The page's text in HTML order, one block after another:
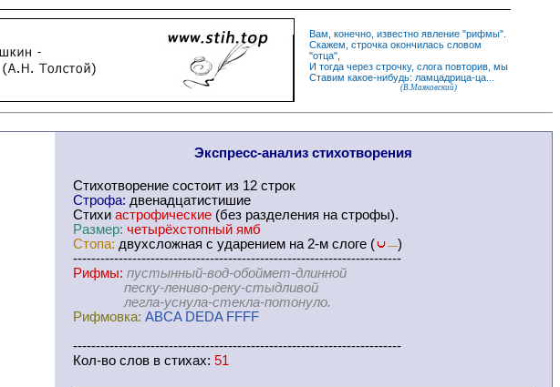
Вам, конечно, известно явление "рифмы".
Скажем, строчка окончилась словом
"отца",
И тогда через строчку, слога повторив, мы
Ставим какое-нибудь: ламцадрица-ца...
(В.Маяковский)
Экспресс-анализ стихотворения
Cтихотворение состоит из 12 строк
Строфа: двенадцатистишие
Стихи астрофические (без разделения на строфы).
Размер: четырёхстопный ямб
Стопа: двухсложная с ударением на 2-м слоге ( —)
------------------------------------------------------------------------
Рифмы: пустынный-вод-обоймет-длинной
песку-лениво-реку-стыдливой
легла-уснула-стекла-потонуло.
Рифмовка: ABCA DEDA FFFF
------------------------------------------------------------------------
Кол-во слов в стихах: 51